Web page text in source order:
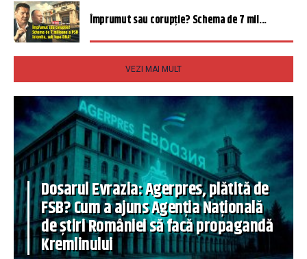
Împrumut sau corupție? Schema de 7 mil...
VEZI MAI MULT
Dosarul Evrazia: Agerpres, plătită de
FSB? Cum a ajuns Agenția Națională
de știri României să facă propagandă
Kremlinului